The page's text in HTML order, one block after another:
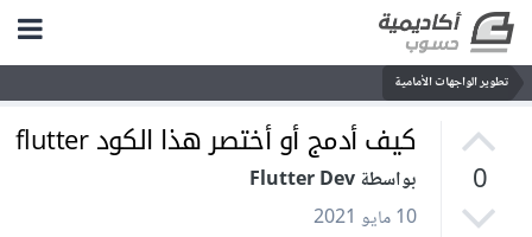
تطوير الواجهات الأمامية
0
كيف أدمج أو أختصر هذا الكود flutter
بواسطة Flutter Dev
10 مايو 2021